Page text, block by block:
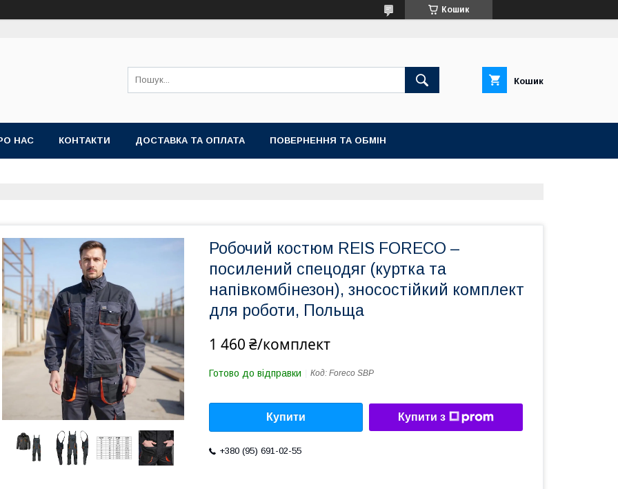
Кошик
Кошик
НАС КОНТАКТИ ДОСТАВКА ТА ОПЛАТА ПОВЕРНЕННЯ ТА ОБМІН
Робочий костюм REIS FORECO –
посилений спецодяг (куртка та
напівкомбінезон), зносостійкий комплект
для роботи, Польща
1 460 ₴/комплект
Готово до відправки Код: Foreco SBP
Купити Купити з
+380 (95) 691-02-55